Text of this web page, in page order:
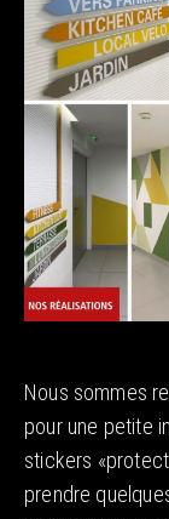
Nous sommes
pour une petite
stickers
prendre